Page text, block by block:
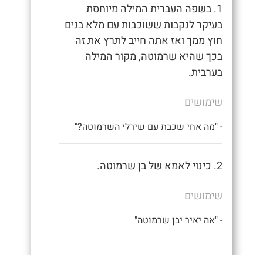
1. בשפה העברית המילה מיוחסת
בעיקר לנקבות ששוכבות עם מלא בנים
חוץ ממך ואז אתה חייב לתרץ את זה
בכך שהיא שרמוטה, מקור המילה
בערבית.
שימושים
- "מה אחי שכבת עם שירלי השרמוטה?"
2. כינוי לאמא של בן שרמוטה.
שימושים
- "אה יאיר יבן שרמוטה"